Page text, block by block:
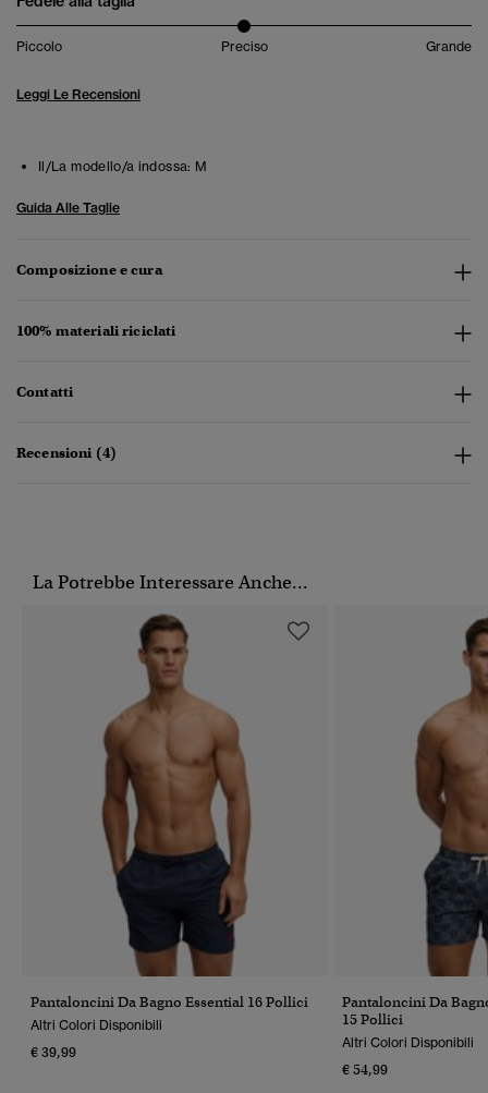
Piccolo Preciso Grande
Leggi Le Recensioni
Il/La modello/a indossa: M
Guida Alle Taglie
Composizione e cura
100% materiali riciclati
Contatti
Recensioni (4)
La Potrebbe Interessare Anche...
Pantaloncini Da Bagno Essential 16 Pollici
Altri Colori Disponibili
€ 39,99
Pantaloncini Da
15 Pollici
Altri Colori Disponibili
€ 54,99